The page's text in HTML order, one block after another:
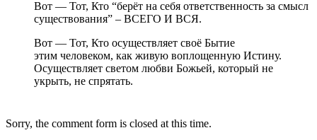
Вот — Тот, Кто “берёт на себя ответственность за смысл
существования” – ВСЕГО И ВСЯ.
Вот — Тот, Кто осуществляет своё Бытие
этим человеком, как живую воплощенную Истину.
Осуществляет светом любви Божьей, который не
укрыть, не спрятать.
Sorry, the comment form is closed at this time.